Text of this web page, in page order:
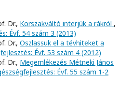
Dr., Korszakváltó interjúk a rákról ,
Évf. 54 szám 3 (2013)
Dr., Oszlassuk el a tévhiteket a
Évf. 53 szám 4 (2012)
Dr., Megemlékezés Métneki János
Évf. 55 szám 1-2